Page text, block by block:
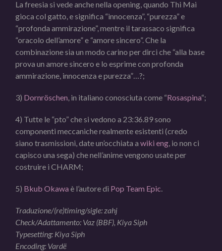
La freesia si vede anche nella opening, quando Thi Mai
gioca col gatto, e significa “innocenza”, “purezza” e
“profonda ammirazione”, mentre il tarassaco significa
“oracolo dell’amore” e “amore sincero”. Che la
combinazione sia un modo carino per dirci che “alla base
prova un amore sincero e lo esprime con profonda
ammirazione, innocenza e purezza”…?;
3) Dornröschen, in italiano conosciuta come “Rosaspina“;
4) Tutte le “pto” che si vedono a 23:36.89 sono
componenti meccaniche realmente esistenti (credo
siano trasmissioni, date un’occhiata awiki eng, io non ci
capisco una sega) che nell’anime vengono usate per
costruire i CHARM;
5) Bkub Okawa è l’autore di Pop Team Epic.
Traduzione/(re)timing/sigle: zahj
Check/Adattamento: Vaz (BBF), Kiya Siph
Typesetting: Kiya Siph
Encoding: Vardë